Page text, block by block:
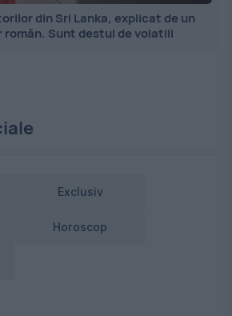
din Sri Lanka, explicat de un
Sunt destul de volatili
Exclusiv
Horoscop